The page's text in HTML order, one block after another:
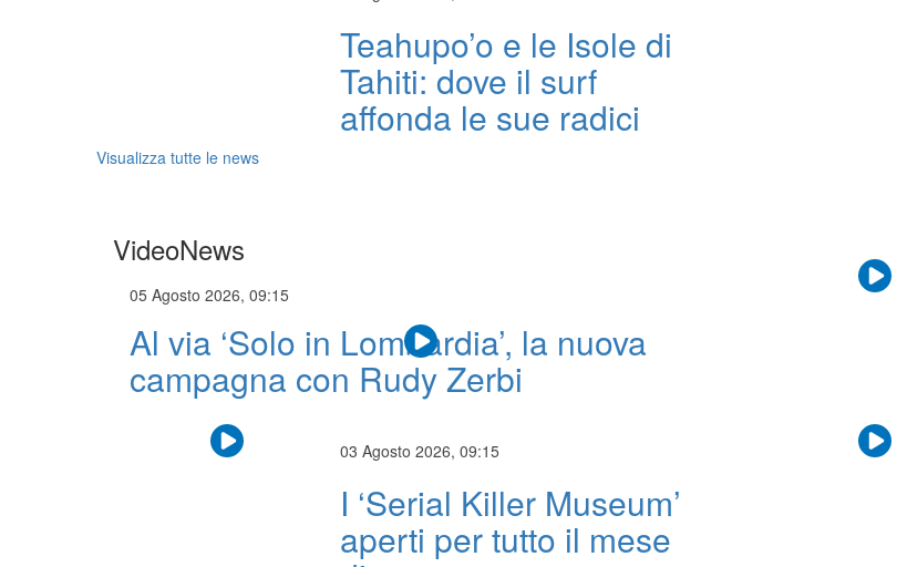
Teahupo’o e le Isole di
Tahiti: dove il surf
affonda le sue radici
Visualizza tutte le news
VideoNews
05 Agosto 2026, 09:15
Al via ‘Solo in Lombardia’, la nuova
campagna con Rudy Zerbi
03 Agosto 2026, 09:15
I ‘Serial Killer Museum’
aperti per tutto il mese